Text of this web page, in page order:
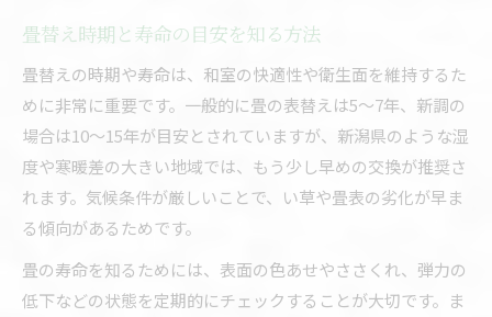
畳替え時期と寿命の目安を知る方法
畳替えの時期や寿命は、和室の快適性や衛生面を維持するた
めに非常に重要です。一般的に畳の表替えは5～7年、新調の
場合は10～15年が目安とされていますが、新潟県のような湿
度や寒暖差の大きい地域では、もう少し早めの交換が推奨さ
れます。気候条件が厳しいことで、い草や畳表の劣化が早ま
る傾向があるためです。
畳の寿命を知るためには、表面の色あせやささくれ、弾力の
低下などの状態を定期的にチェックすることが大切です。ま